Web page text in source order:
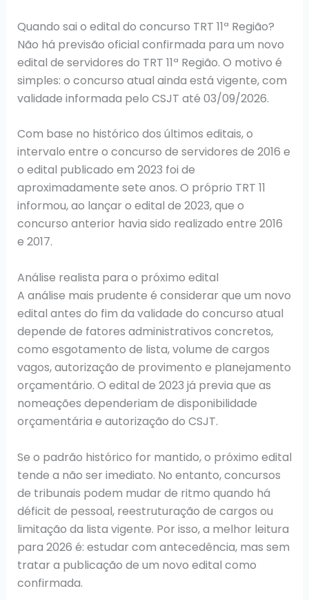
Quando sai o edital do concurso TRT 11ª Região?
Não há previsão oficial confirmada para um novo
edital de servidores do TRT 11ª Região. O motivo é
simples: o concurso atual ainda está vigente, com
validade informada pelo CSJT até 03/09/2026.
Com base no histórico dos últimos editais, o
intervalo entre o concurso de servidores de 2016 e
o edital publicado em 2023 foi de
aproximadamente sete anos. O próprio TRT 11
informou, ao lançar o edital de 2023, que o
concurso anterior havia sido realizado entre 2016
e 2017.
Análise realista para o próximo edital
A análise mais prudente é considerar que um novo
edital antes do fim da validade do concurso atual
depende de fatores administrativos concretos,
como esgotamento de lista, volume de cargos
vagos, autorização de provimento e planejamento
orçamentário. O edital de 2023 já previa que as
nomeações dependeriam de disponibilidade
orçamentária e autorização do CSJT.
Se o padrão histórico for mantido, o próximo edital
tende a não ser imediato. No entanto, concursos
de tribunais podem mudar de ritmo quando há
déficit de pessoal, reestruturação de cargos ou
limitação da lista vigente. Por isso, a melhor leitura
para 2026 é: estudar com antecedência, mas sem
tratar a publicação de um novo edital como
confirmada.